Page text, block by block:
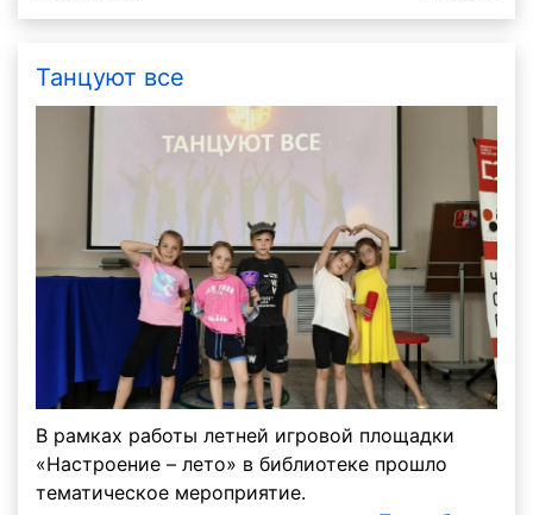
Танцуют все
В рамках работы летней игровой площадки
«Настроение – лето» в библиотеке прошло
тематическое мероприятие.